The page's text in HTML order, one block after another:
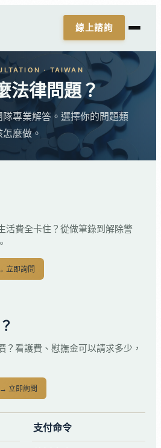
線上諮詢
· TAIWAN
法律問題？
專業解答。選擇你的問題類
麼做。
活費全卡住？從做筆錄到解除警
立即詢問
？看護費、慰撫金可以請求多少，
→ 立即詢問
支付命令